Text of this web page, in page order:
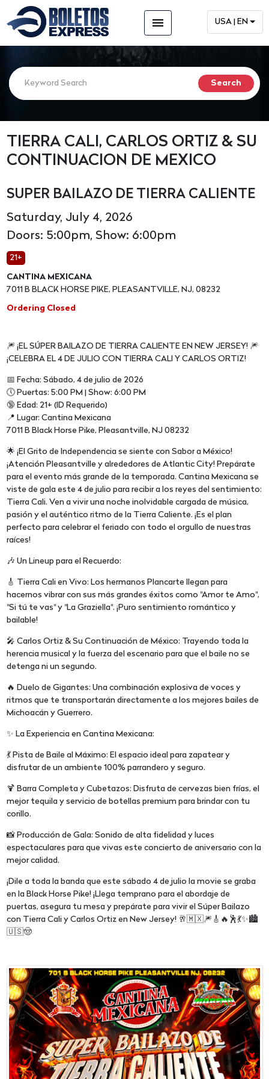
menu USA | EN
TIERRA CALI, CARLOS ORTIZ & SU
CONTINUACION DE MEXICO
SUPER BAILAZO DE TIERRA CALIENTE
Saturday, July 4, 2026
Doors: 5:00pm, Show: 6:00pm
21+
CANTINA MEXICANA
7011 B BLACK HORSE PIKE, PLEASANTVILLE, NJ, 08232
Ordering Closed
🎆 ¡EL SÚPER BAILAZO DE TIERRA CALIENTE EN NEW JERSEY! 🎆
¡CELEBRA EL 4 DE JULIO CON TIERRA CALI Y CARLOS ORTIZ!
📅 Fecha: Sábado, 4 de julio de 2026
🕔 Puertas: 5:00 PM | Show: 6:00 PM
🔞 Edad: 21+ (ID Requerido)
📍 Lugar: Cantina Mexicana
7011 B Black Horse Pike, Pleasantville, NJ 08232
🌟 ¡El Grito de Independencia se siente con Sabor a México!
¡Atención Pleasantville y alrededores de Atlantic City! Prepárate
para el evento más grande de la temporada. Cantina Mexicana se
viste de gala este 4 de julio para recibir a los reyes del sentimiento:
Tierra Cali. Ven a vivir una noche inolvidable cargada de música,
pasión y el auténtico ritmo de la Tierra Caliente. ¡Es el plan
perfecto para celebrar el feriado con todo el orgullo de nuestras
raíces!
🎶 Un Lineup para el Recuerdo:
🎸 Tierra Cali en Vivo: Los hermanos Plancarte llegan para
hacernos vibrar con sus más grandes éxitos como "Amor te Amo",
"Si tú te vas" y "La Graziella". ¡Puro sentimiento romántico y
bailable!
🎤 Carlos Ortiz & Su Continuación de México: Trayendo toda la
herencia musical y la fuerza del escenario para que el baile no se
detenga ni un segundo.
🔥 Duelo de Gigantes: Una combinación explosiva de voces y
ritmos que te transportarán directamente a los mejores bailes de
Michoacán y Guerrero.
✨ La Experiencia en Cantina Mexicana:
💃 Pista de Baile al Máximo: El espacio ideal para zapatear y
disfrutar de un ambiente 100% parrandero y seguro.
🍹 Barra Completa y Cubetazos: Disfruta de cervezas bien frías, el
mejor tequila y servicio de botellas premium para brindar con tu
corillo.
📸 Producción de Gala: Sonido de alta fidelidad y luces
espectaculares para que vivas este concierto de aniversario con la
mejor calidad.
¡Dile a toda la banda que este sábado 4 de julio la movie se graba
en la Black Horse Pike! ¡Llega temprano para el abordaje de
puertas, asegura tu mesa y prepárate para vivir el Súper Bailazo
con Tierra Cali y Carlos Ortiz en New Jersey! 🥂🇲🇽🎆🎸🔥🕺💃✨🏙️
🇺🇸🤠